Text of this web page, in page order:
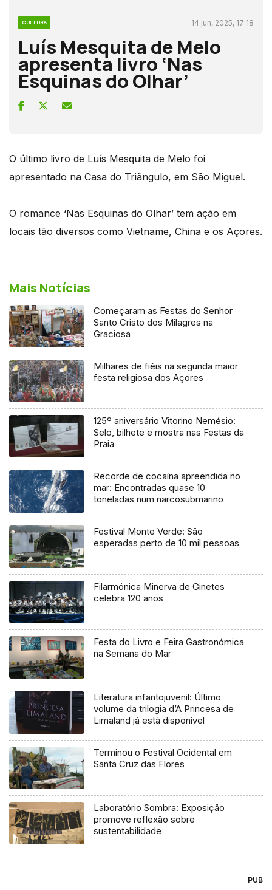
CULTURA 14 jun, 2025, 17:18
Luís Mesquita de Melo
apresenta livro ‘Nas
Esquinas do Olhar’
O último livro de Luís Mesquita de Melo foi
apresentado na Casa do Triângulo, em São Miguel.
O romance ‘Nas Esquinas do Olhar’ tem ação em
locais tão diversos como Vietname, China e os Açores.
Mais Notícias
Começaram as Festas do Senhor
Santo Cristo dos Milagres na
Graciosa
Milhares de fiéis na segunda maior
festa religiosa dos Açores
125º aniversário Vitorino Nemésio:
Selo, bilhete e mostra nas Festas da
Praia
Recorde de cocaína apreendida no
mar: Encontradas quase 10
toneladas num narcosubmarino
Festival Monte Verde: São
esperadas perto de 10 mil pessoas
Filarmónica Minerva de Ginetes
celebra 120 anos
Festa do Livro e Feira Gastronómica
na Semana do Mar
Literatura infantojuvenil: Último
volume da trilogia d’A Princesa de
Limaland já está disponível
Terminou o Festival Ocidental em
Santa Cruz das Flores
Laboratório Sombra: Exposição
promove reflexão sobre
sustentabilidade
PUB